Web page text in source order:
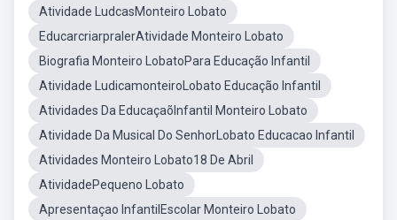
Atividade LudcasMonteiro Lobato
EducarcriarpralerAtividade Monteiro Lobato
Biografia Monteiro LobatoPara Educação Infantil
Atividade LudicamonteiroLobato Educação Infantil
Atividades Da EducaçaõInfantil Monteiro Lobato
Atividade Da Musical Do SenhorLobato Educacao Infantil
Atividades Monteiro Lobato18 De Abril
AtividadePequeno Lobato
Apresentaçao InfantilEscolar Monteiro Lobato